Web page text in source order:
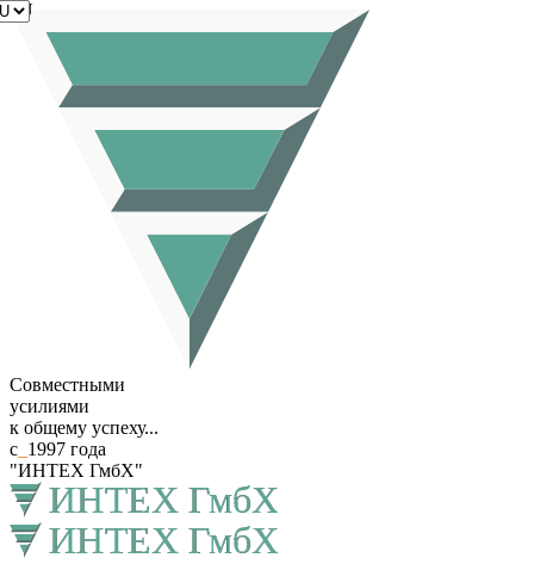
Совместными
усилиями
к общему успеху...
с 1997 года
"ИНТЕХ ГмбХ"
RU